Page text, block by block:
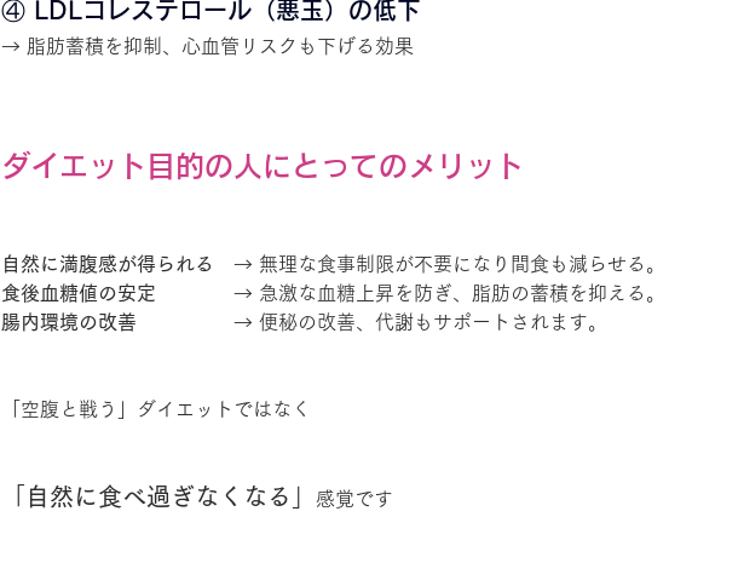
④ LDLコレステロール（悪玉）の低下
→ 脂肪蓄積を抑制、心血管リスクも下げる効果
ダイエット目的の人にとってのメリット
自然に満腹感が得られる → 無理な食事制限が不要になり間食も減らせる。
食後血糖値の安定 → 急激な血糖上昇を防ぎ、脂肪の蓄積を抑える。
腸内環境の改善 → 便秘の改善、代謝もサポートされます。
「空腹と戦う」ダイエットではなく
自然に食べ過ぎなくなる 感覚です